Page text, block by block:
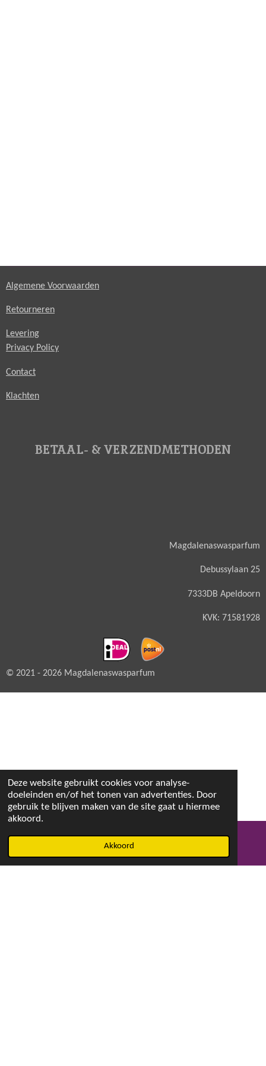
Deze website gebruikt cookies voor analyse-
doeleinden en/of het tonen van advertenties. Door
gebruik te blijven maken van de site gaat u hiermee
akkoord.
Akkoord
Algemene Voorwaarden
Retourneren
Levering
Privacy Policy
Contact
Klachten
BETAAL- & VERZENDMETHODEN
Magdalenaswasparfum
Debussylaan 25
7333DB Apeldoorn
KVK: 71581928
© 2021 - 2026 Magdalenaswasparfum